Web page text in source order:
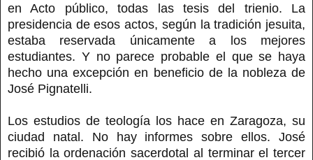
en Acto público, todas las tesis del trienio. La
presidencia de esos actos, según la tradición jesuita,
estaba reservada únicamente a los mejores
estudiantes. Y no parece probable el que se haya
hecho una excepción en beneficio de la nobleza de
José Pignatelli.
Los estudios de teología los hace en Zaragoza, su
ciudad natal. No hay informes sobre ellos. José
recibió la ordenación sacerdotal al terminar el tercer